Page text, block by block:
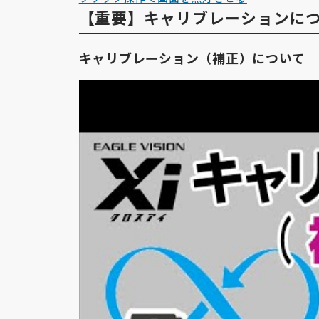
【重要】キャリブレーションに
キャリブレーション（補正）について